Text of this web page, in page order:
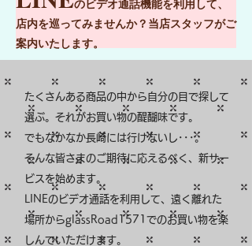
のビデオ通話機能を利用して、
店内を巡ってみませんか？当店スタッフがご
案内いたします。
たくさんある商品の中から自分の目で探して
選ぶ。それがお買い物の醍醐味です。
でもなかなか長崎には行けないし･･･。
そんな皆さまのご期待に応えるべく、新サー
ビスを始めます。
LINEのビデオ通話を利用して、遠く離れた
場所からglassRoad1571でのお買い物を楽
しんでいただけます。